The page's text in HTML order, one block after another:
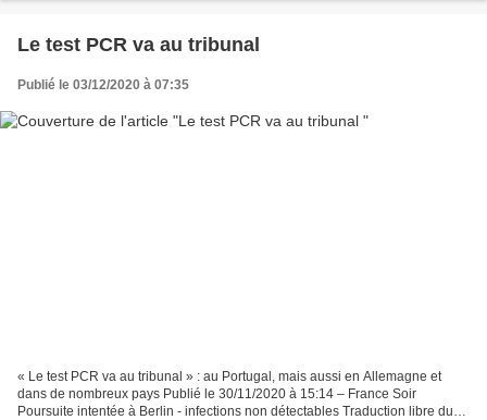
Le test PCR va au tribunal
Publié le 03/12/2020 à 07:35
« Le test PCR va au tribunal » : au Portugal, mais aussi en Allemagne et
dans de nombreux pays Publié le 30/11/2020 à 15:14 – France Soir
Poursuite intentée à Berlin - infections non détectables Traduction libre du